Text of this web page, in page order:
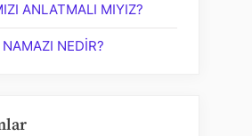
ANLATMALI MIYIZ?
NEDİR?